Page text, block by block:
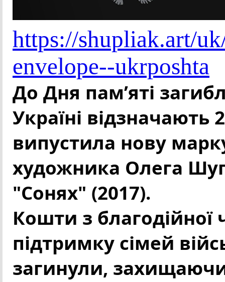
https://shupliak.art/
envelope--ukrposhta
До Дня памʼяті
Україні
випустила нову
художника Олега
"Сонях" (2017).
Кошти з благодійної
підтримку сімей
загинули,